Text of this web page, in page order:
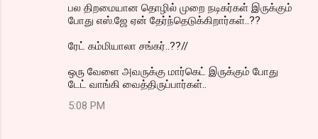
பல திறமையான தொழில் முறை நடிகர்கள் இருக்கும்
போது எஸ்.ஜே ஏன் தேர்ந்தெடுக்கிறார்கள்..??
ரேட் கம்மியாலா சங்கர்..??//
ஒரு வேளை அவருக்கு மார்கெட் இருக்கும் போது
டேட் வாங்கி வைத்திருப்பார்கள்..
5:08 PM